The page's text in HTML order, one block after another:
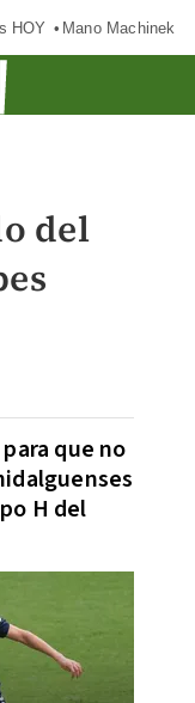
HOY Mano Machinek
del
que no
H del